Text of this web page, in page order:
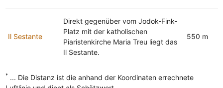
Il Sestante
Direkt gegenüber vom Jodok-Fink-
Platz mit der katholischen
Piaristenkirche Maria Treu liegt das
Il Sestante.
550 m
*... Die Distanz ist die anhand der Koordinaten errechnete